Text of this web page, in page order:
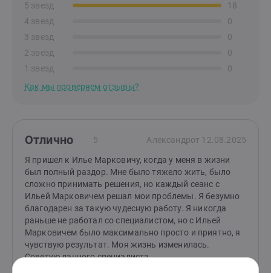
Как мы проверяем отзывы?
5 звезд
18
4 звезд
0
3 звезд
0
2 звезд
0
1 звезд
0
Отлично 5 Александрот 12.08.2025
Я пришел к Илье Марковичу, когда у меня в жизни
был полный раздор. Мне было тяжело жить, было
сложно принимать решения, но каждый сеанс с
Ильей Марковичем решал мои проблемы. Я безумно
благодарен за такую чудесную работу. Я никогда
раньше не работал со специалистом, но с Ильей
Марковичем было максимально просто и приятно, я
чувствую результат. Моя жизнь изменилась.
Советую данного специалиста.